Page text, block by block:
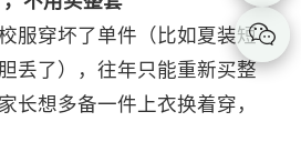
服穿坏了单件（比如夏装短
丢了），往年只能重新买整
长想多备一件上衣换着穿，
